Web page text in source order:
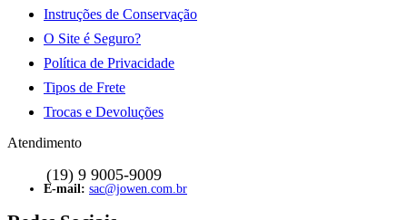
Instruções de Conservação
O Site é Seguro?
Política de Privacidade
Tipos de Frete
Trocas e Devoluções
Atendimento
sac@jowen.com.br